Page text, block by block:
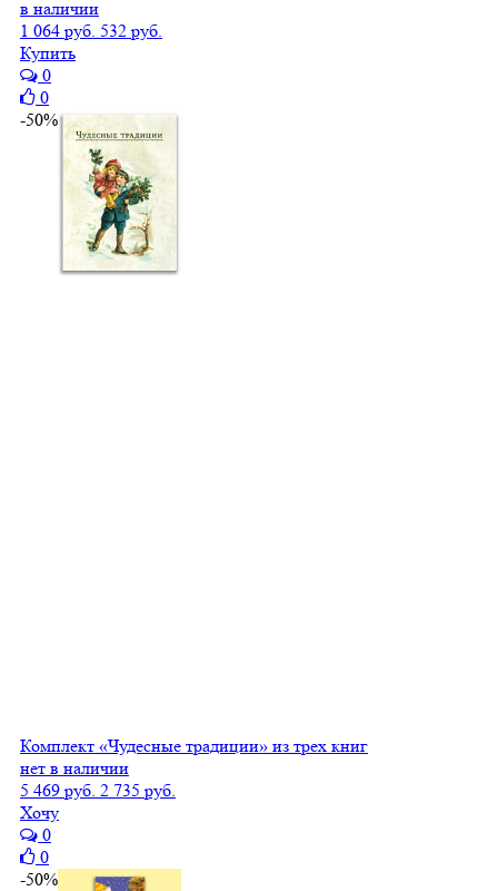
в наличии
1 064 руб. 532 руб.
Купить
0
0
-50%
Комплект «Чудесные традиции» из трех книг
нет в наличии
5 469 руб. 2 735 руб.
Хочу
0
0
-50%